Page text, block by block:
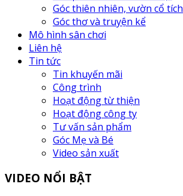
Góc thiên nhiên, vườn cổ tích
Góc thơ và truyện kể
Mô hình sân chơi
Liên hệ
Tin tức
Tin khuyến mãi
Công trình
Hoạt động từ thiện
Hoạt động công ty
Tư vấn sản phẩm
Góc Mẹ và Bé
Video sản xuất
VIDEO NỔI BẬT